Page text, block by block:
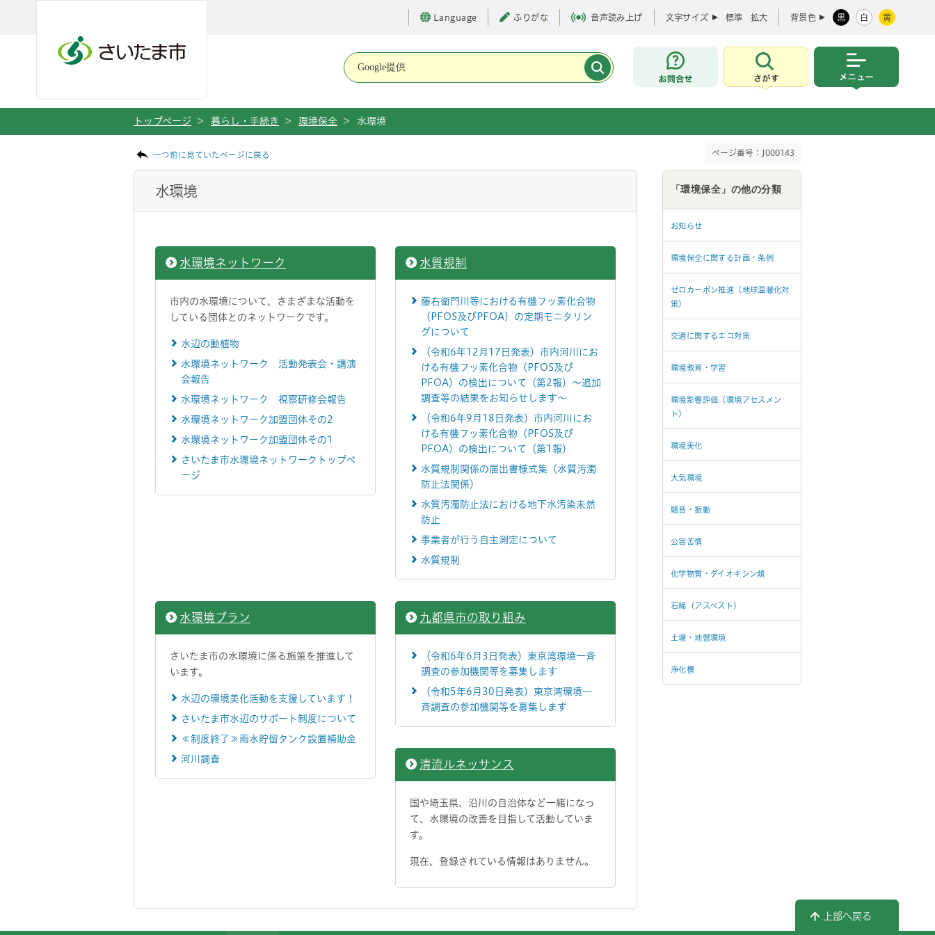
Language ふりがな 音声読み上げ 文字サイズ 標準 拡大 背景色 黒 白 黄
お問合せ
さがす
トップページ > 暮らし・手続き > 環境保全 > 水環境
一つ前に見ていたページに戻る ページ番号：J000143
水環境
水環境ネットワーク
市内の水環境について、さまざまな活動を
している団体とのネットワークです。
水辺の動植物
水環境ネットワーク 活動発表会・講演
会報告
水環境ネットワーク 視察研修会報告
水環境ネットワーク加盟団体その2
水環境ネットワーク加盟団体その1
さいたま市水環境ネットワークトップペ
ージ
水質規制
藤右衛門川等における有機フッ素化合物
（PFOS及びPFOA）の定期モニタリン
グについて
（令和6年12月17日発表）市内河川にお
ける有機フッ素化合物（PFOS及び
PFOA）の検出について（第2報）～追加
調査等の結果をお知らせします～
（令和6年9月18日発表）市内河川にお
ける有機フッ素化合物（PFOS及び
PFOA）の検出について（第1報）
水質規制関係の届出書様式集（水質汚濁
防止法関係）
水質汚濁防止法における地下水汚染未然
防止
事業者が行う自主測定について
水質規制
水環境プラン
さいたま市の水環境に係る施策を推進して
います。
水辺の環境美化活動を支援しています！
さいたま市水辺のサポート制度について
≪制度終了≫雨水貯留タンク設置補助金
河川調査
九都県市の取り組み
（令和6年6月3日発表）東京湾環境一斉
調査の参加機関等を募集します
（令和5年6月30日発表）東京湾環境一
斉調査の参加機関等を募集します
清流ルネッサンス
国や埼玉県、沿川の自治体など一緒になっ
て、水環境の改善を目指して活動していま
す。
現在、登録されている情報はありません。
「環境保全」の他の分類
お知らせ
環境保全に関する計画・条例
ゼロカーボン推進（地球温暖化対
策）
交通に関するエコ対策
環境教育・学習
環境影響評価（環境アセスメン
ト）
環境美化
大気環境
騒音・振動
公害苦情
化学物質・ダイオキシン類
石綿（アスベスト）
土壌・地盤環境
浄化槽
上部へ戻る